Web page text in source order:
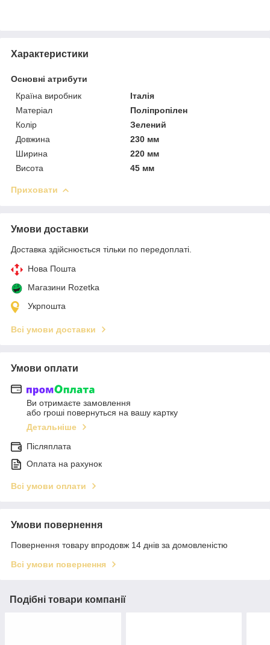
Характеристики
Основні атрибути
Країна виробник
Італія
Матеріал
Поліпропілен
Колір
Зелений
Довжина
230 мм
Ширина
220 мм
Висота
45 мм
Приховати
Умови доставки
Доставка здійснюється тільки по передоплаті.
Нова Пошта
Магазини Rozetka
Укрпошта
Всі умови доставки
Умови оплати
Ви отримаєте замовлення
або гроші повернуться на вашу картку
Детальніше
Післяплата
Оплата на рахунок
Всі умови оплати
Умови повернення
Повернення товару впродовж 14 днів за домовленістю
Всі умови повернення
Подібні товари компанії